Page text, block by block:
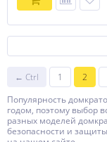
← Ctrl 1 2
Популярность
годом, поэтому выбор
разных моделей
безопасности и